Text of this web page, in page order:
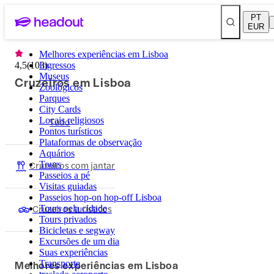
PT
EUR
Melhores experiências em Lisboa
Ingressos
Museus
Zoológicos
Parques
City Cards
Locais religiosos
Pontos turísticos
Plataformas de observação
Aquários
Tours
Passeios a pé
Visitas guiadas
Passeios hop-on hop-off Lisboa
Tours pela cidade
Tours privados
Bicicletas e segway
Excursões de um dia
Suas experiências
Transporte
4,5(103)
Cruzeiros em Lisboa
Tudo
Cruzeiros com jantar
Cruzeiros turísticos
Melhores experiências em Lisboa